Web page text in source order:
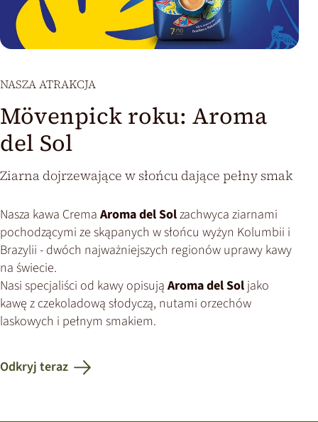
NASZA ATRAKCJA
Mövenpick roku: Aroma
del Sol
Ziarna dojrzewające w słońcu dające pełny smak
Nasza kawa Crema Aroma del Solzachwyca ziarnami
pochodzącymi ze skąpanych w słońcu wyżyn Kolumbii i
Brazylii - dwóch najważniejszych regionów uprawy kawy
na świecie.
Nasi specjaliści od kawy opisują Aroma del Sol jako
kawę z czekoladową słodyczą, nutami orzechów
laskowych i pełnym smakiem.
Odkryj teraz